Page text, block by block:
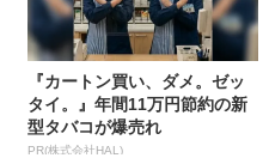
『カートン買い、ダメ。ゼッ
タイ。』年間11万円節約の新
型タバコが爆売れ
PR(株式会社HAL)